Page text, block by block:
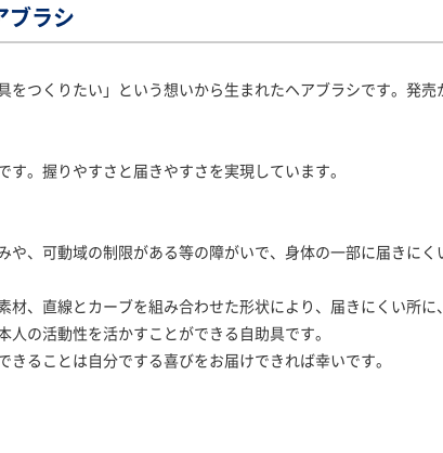
ブラシ
をつくりたい」という想いから生まれたヘアブラシです。発
。握りやすさと届きやすさを実現しています。
、可動域の制限がある等の障がいで、身体の一部に届きに
、直線とカーブを組み合わせた形状により、届きにくい所に
の活動性を活かすことができる自助具です。
ることは自分でする喜びをお届けできれば幸いです。